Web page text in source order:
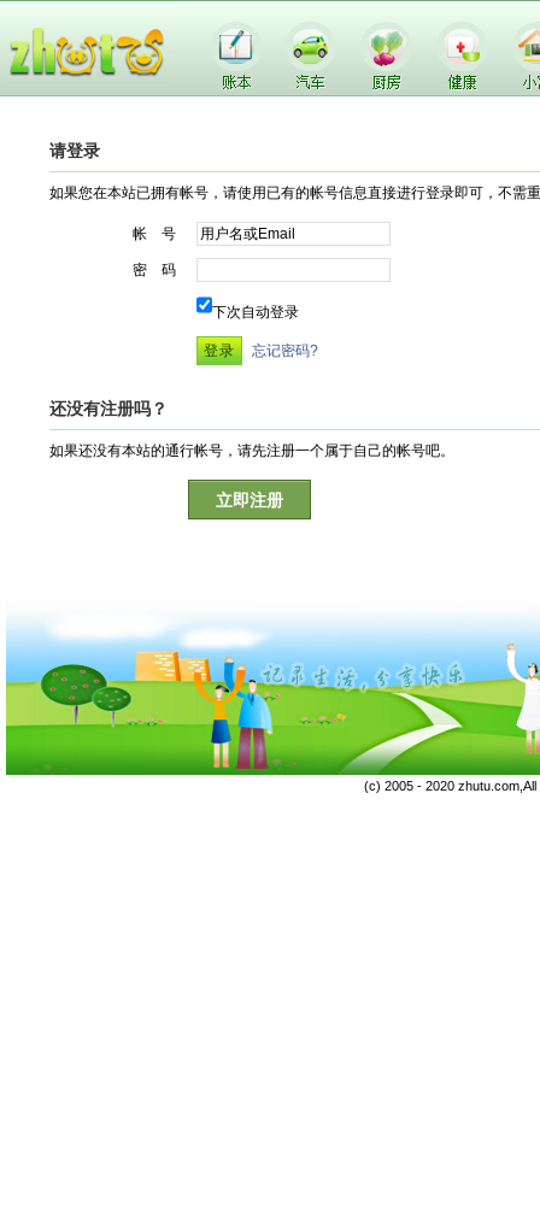
请登录
如果您在本站已拥有帐号，请使用已有的帐号信息直接进行登录即可，不需
帐 号
密 码
下次自动登录
忘记密码?
还没有注册吗？
如果还没有本站的通行帐号，请先注册一个属于自己的帐号吧。
立即注册
(c) 2005 - 2020